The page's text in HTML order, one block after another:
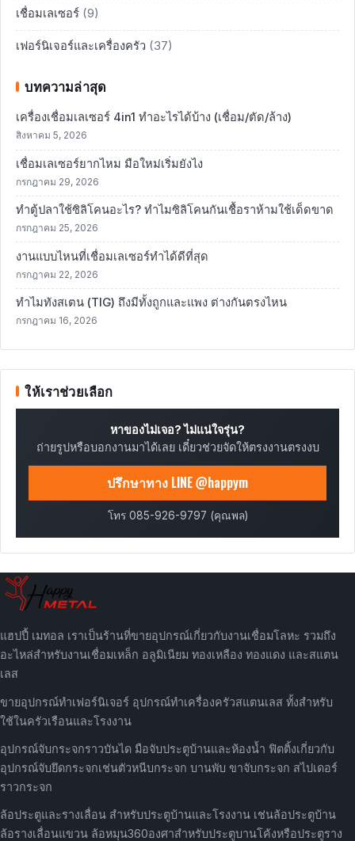
เชื่อมเลเซอร์ (9)
เฟอร์นิเจอร์และเครื่องครัว (37)
บทความล่าสุด
เครื่องเชื่อมเลเซอร์ 4in1 ทำอะไรได้บ้าง (เชื่อม/ตัด/ล้าง)
สิงหาคม 5, 2026
เชื่อมเลเซอร์ยากไหม มือใหม่เริ่มยังไง
กรกฎาคม 29, 2026
ทำตู้ปลาใช้ซิลิโคนอะไร? ทำไมซิลิโคนกันเชื้อราห้ามใช้เด็ดขาด
กรกฎาคม 25, 2026
งานแบบไหนที่เชื่อมเลเซอร์ทำได้ดีที่สุด
กรกฎาคม 22, 2026
ทำไมทังสเตน (TIG) ถึงมีทั้งถูกและแพง ต่างกันตรงไหน
กรกฎาคม 16, 2026
ให้เราช่วยเลือก
หาของไม่เจอ? ไม่แน่ใจรุ่น?
ถ่ายรูปหรือบอกงานมาได้เลย เดี๋ยวช่วยจัดให้ตรงงานตรงงบ
ปรึกษาทาง LINE @happym
โทร 085-926-9797 (คุณพล)
แฮปปี้ เมทอล เราเป็นร้านที่ขายอุปกรณ์เกี่ยวกับงานเชื่อมโลหะ รวมถึง
อะไหล่สำหรับงานเชื่อมเหล็ก อลูมิเนียม ทองเหลือง ทองแดง และสแตน
เลส
ขายอุปกรณ์ทำเฟอร์นิเจอร์ อุปกรณ์ทำเครื่องครัวสแตนเลส ทั้งสำหรับ
ใช้ในครัวเรือนและโรงงาน
อุปกรณ์จับกระจกราวบันได มือจับประตูบ้านและห้องน้ำ ฟิตติ้งเกี่ยวกับ
อุปกรณ์จับยึดกระจกเช่นตัวหนีบกระจก บานพับ ขาจับกระจก สไปเดอร์
ราวกระจก
ล้อประตูและรางเลื่อน สำหรับประตูบ้านและโรงงาน เช่นล้อประตูบ้าน
ล้อรางเลื่อนแขวน ล้อหมุน360องศาสำหรับประตูบานโค้งหรือประตูราง